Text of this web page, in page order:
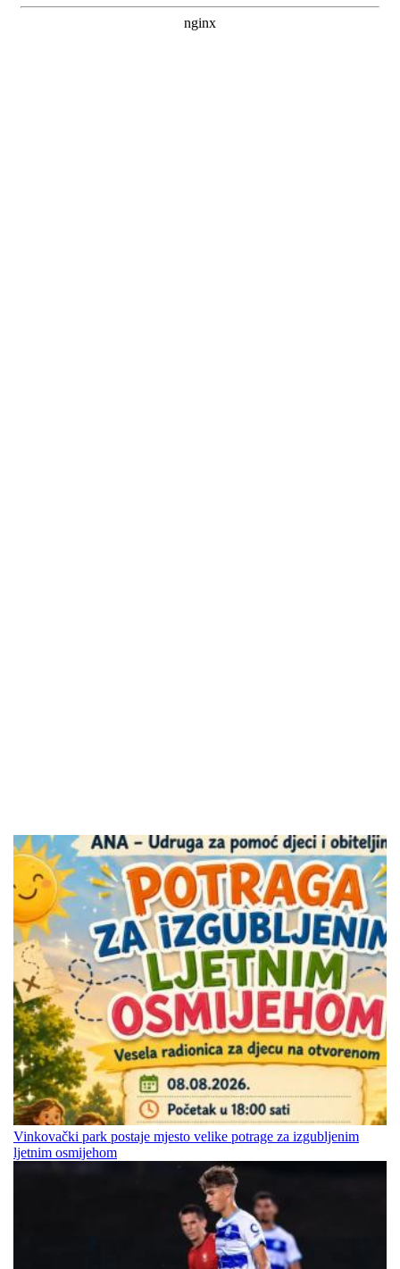
Vinkovački park postaje mjesto velike potrage za izgubljenim
ljetnim osmijehom